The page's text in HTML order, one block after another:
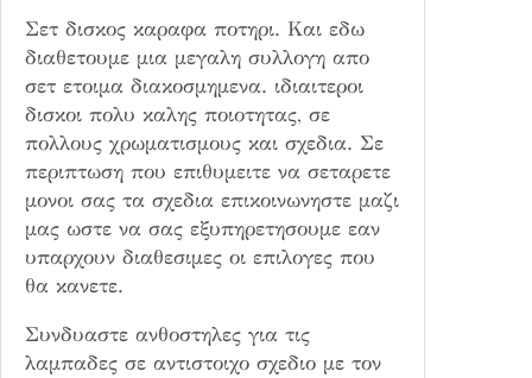
Σετ δισκος καραφα ποτηρι. Και εδω
διαθετουμε μια μεγαλη συλλογη απο
σετ ετοιμα διακοσμημενα. ιδιαιτεροι
δισκοι πολυ καλης ποιοτητας, σε
πολλους χρωματισμους και σχεδια. Σε
περιπτωση που επιθυμειτε να σεταρετε
μονοι σας τα σχεδια επικοινωνηστε μαζι
μας ωστε να σας εξυπηρετησουμε εαν
υπαρχουν διαθεσιμες οι επιλογες που
θα κανετε.
Συνδυαστε ανθοστηλες για τις
λαμπαδες σε αντιστοιχο σχεδιο με τον